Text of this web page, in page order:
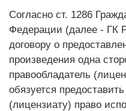
Согласно ст. 1286
Федерации (далее - ГК
договору о
произведения одна
правообладатель
обязуется
(лицензиату) право